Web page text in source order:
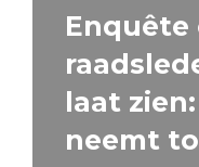
Enquête
laat
neemt